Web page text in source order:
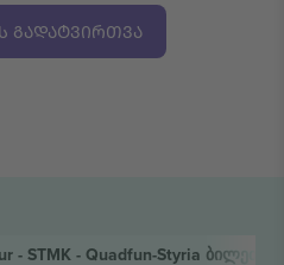
ᲒᲐᲓᲐᲢᲕᲘᲠᲗᲕᲐ
- STMK - Quadfun-Styria ბილეთი